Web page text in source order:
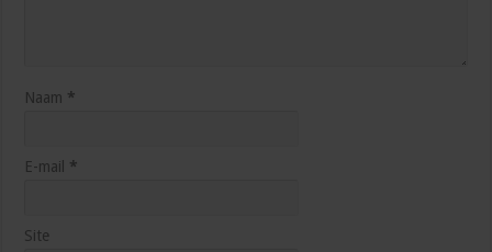
Naam *
E-mail *
Site